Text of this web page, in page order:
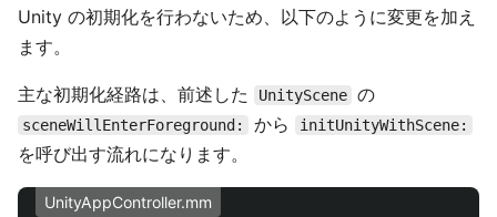
Unity の初期化を行わないため、以下のように変更を加え
ます。
主な初期化経路は、前述した UnityScene の
sceneWillEnterForeground: から initUnityWithScene:
を呼び出す流れになります。
UnityAppController.mm